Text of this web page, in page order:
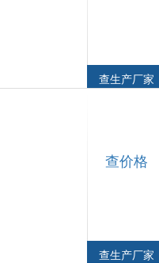
查生产厂家
查价格
查生产厂家